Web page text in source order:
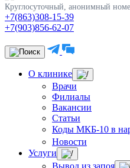
Круглосуточный, анонимный
+7(863)308-15-39
+7(903)856-62-07
О клинике
Врачи
Филиалы
Вакансии
Статьи
Коды МКБ-10 в
Новости
Услуги
Вывод из запоя